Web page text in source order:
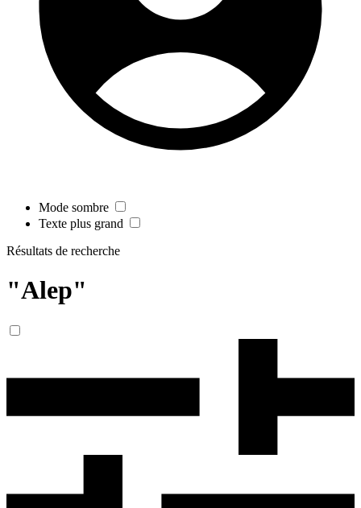
Mode sombre
Texte plus grand
Résultats de recherche
"Alep"